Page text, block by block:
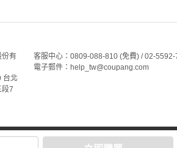
份有
台北
段7
客服中心：0809-088-810 (免費) / 02-
電子郵件：help_tw@coupang.com
留所有權利。
和服務標誌均為酷澎股份有